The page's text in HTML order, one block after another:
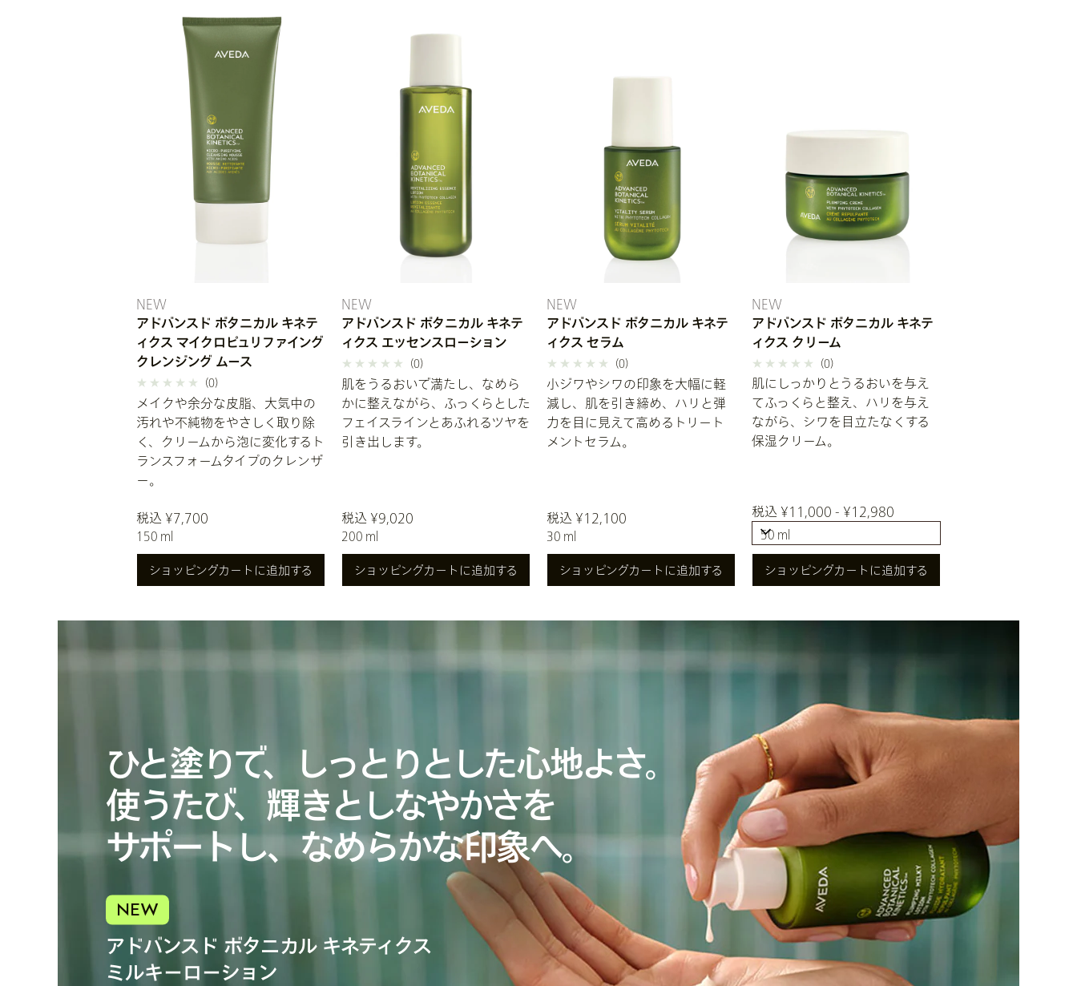
NEW
アドバンスド ボタニカル キネテ
ィクス マイクロピュリファイング
クレンジング ムース
(0)
メイクや余分な皮脂、大気中の
汚れや不純物をやさしく取り除
く、クリームから泡に変化するト
ランスフォームタイプのクレンザ
ー。
税込 ¥7,700
150 ml
ショッピングカートに追加する
NEW
アドバンスド ボタニカル キネテ
ィクス エッセンスローション
(0)
肌をうるおいで満たし、なめら
かに整えながら、ふっくらとした
フェイスラインとあふれるツヤを
引き出します。
税込 ¥9,020
200 ml
ショッピングカートに追加する
NEW
アドバンスド ボタニカル キネテ
ィクス セラム
(0)
小ジワやシワの印象を大幅に軽
減し、肌を引き締め、ハリと弾
力を目に見えて高めるトリート
メントセラム。
税込 ¥12,100
30 ml
ショッピングカートに追加する
NEW
アドバンスド ボタニカル キネテ
ィクス クリーム
(0)
肌にしっかりとうるおいを与え
てふっくらと整え、ハリを与え
ながら、シワを目立たなくする
保湿クリーム。
税込 ¥11,000 - ¥12,980
50 ml
50 ml
ショッピングカートに追加する
ひと塗りで、しっとりとした心地よさ。
使うたび、輝きとしなやかさを
サポートし、なめらかな印象へ。
NEW
アドバンスド ボタニカル キネティクス
ミルキーローション